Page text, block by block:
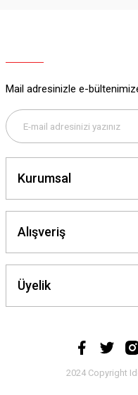
Mail adresinizle e-
Kurumsal
Alışveriş
Üyelik
2024 Copyright